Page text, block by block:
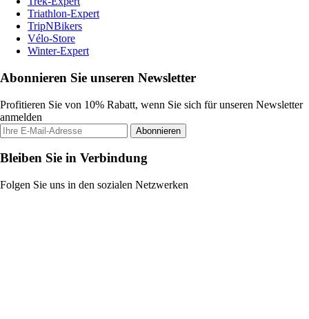
Triathlon-Expert
TripNBikers
Vélo-Store
Winter-Expert
Abonnieren Sie unseren Newsletter
Profitieren Sie von 10% Rabatt, wenn Sie sich für unseren Newsletter
anmelden
Abonnieren
Bleiben Sie in Verbindung
Folgen Sie uns in den sozialen Netzwerken